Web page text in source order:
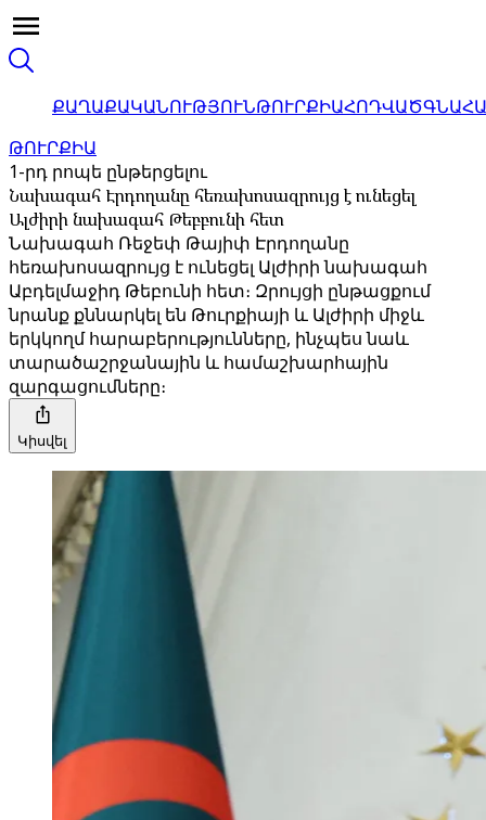
ՔԱՂԱՔԱԿԱՆՈՒԹՅՈՒՆԹՈՒՐՔԻԱՀՈԴՎԱԾ
ԹՈՒՐՔԻԱ
1-րդ րոպե ընթերցելու
Նախագահ Էրդողանը հեռախոսազրույց է ունեցել
Ալժիրի նախագահ Թեբբունի հետ
Նախագահ Ռեջեփ Թայիփ Էրդողանը
հեռախոսազրույց է ունեցել Ալժիրի նախագահ
Աբդելմաջիդ Թեբունի հետ։ Զրույցի ընթացքում
նրանք քննարկել են Թուրքիայի և Ալժիրի միջև
երկկողմ հարաբերությունները, ինչպես նաև
տարածաշրջանային և համաշխարհային
զարգացումները։
Կիսվել